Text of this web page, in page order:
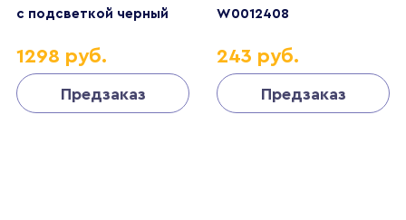
с подсветкой черный
4690389162374
1298 руб.
Предзаказ
W0012408
243 руб.
Предзаказ